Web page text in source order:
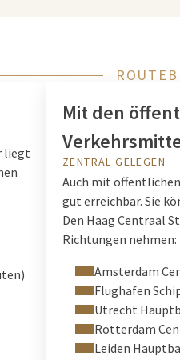
liegt
Mit den
ZENTRAL GELEGEN
Auch mit
gut erreichbar. Sie
Den Haag Centraal
Richtungen nehmen:
Amsterdam
Flughafen
Utrecht
Rotterdam
Leiden